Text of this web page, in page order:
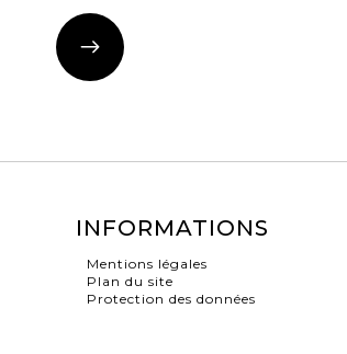
INFORMATIONS
Mentions légales
Plan du site
Protection des données